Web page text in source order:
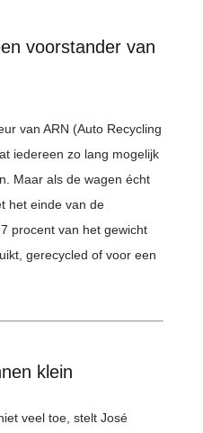
voorstander van
van ARN (Auto Recycling
iedereen zo lang mogelijk
Maar als de wagen écht
het einde van de
procent van het gewicht
gerecycled of voor een
klein
veel toe, stelt José